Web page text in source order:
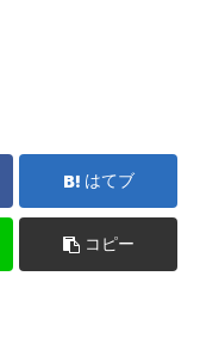
はてブ
コピー